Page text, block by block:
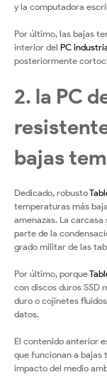
y la computadora
Por último, las bajas
interior del PC
posteriormente
2. la PC
bajas
Dedicado, robusto
temperaturas más
amenazas. La
parte de la
grado militar de las
Por último, porque
con discos duros SSD
duro o cojinetes
datos.
El contenido anterior
que funcionan a bajas
impacto del medio